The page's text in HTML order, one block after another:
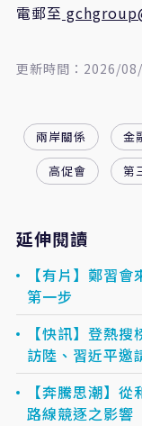
電郵至
更新時間：2026/
兩岸關係 金
高促會
第
延伸閱讀
【有片】鄭習
第一步
【快訊】登熱
訪陸、習近平邀
【奔騰思潮】
路線競逐之影響